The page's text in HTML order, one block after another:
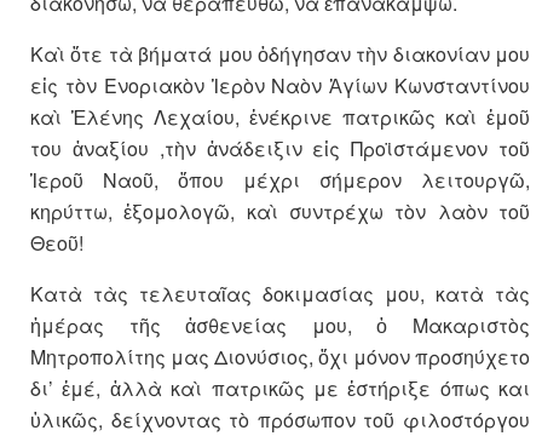
Καὶ ὅτε τὰ βήματά μου ὁδήγησαν τὴν διακονίαν μου
εἰς τὸν Ενοριακὸν Ἱερὸν Ναὸν Ἁγίων Κωνσταντίνου
καὶ Ἑλένης Λεχαίου, ἐνέκρινε πατρικῶς καὶ ἐμοῦ
του ἀναξίου ,τὴν ἀνάδειξιν εἰς Προϊστάμενον τοῦ
Ἱεροῦ Ναοῦ, ὅπου μέχρι σήμερον λειτουργῶ,
κηρύττω, ἐξομολογῶ, καὶ συντρέχω τὸν λαὸν τοῦ
Θεοῦ!
Κατὰ τὰς τελευταῖας δοκιμασίας μου, κατὰ τὰς
ἡμέρας τῆς ἀσθενείας μου, ὁ Μακαριστὸς
Μητροπολίτης μας Διονύσιος, ὄχι μόνον προσηύχετο
δι’ ἐμέ, ἀλλὰ καὶ πατρικῶς με ἐστήριξε όπως και
ὑλικῶς, δείχνοντας τὸ πρόσωπον τοῦ φιλοστόργου